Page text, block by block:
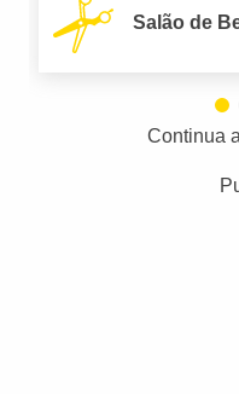
Salão de
Continua